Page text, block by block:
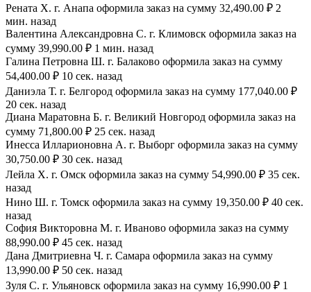
Рената Х. г. Анапа оформила заказ на сумму 32,490.00 ₽ 2
мин. назад
Валентина Александровна С. г. Климовск оформила заказ на
сумму 39,990.00 ₽ 1 мин. назад
Галина Петровна Ш. г. Балаково оформила заказ на сумму
54,400.00 ₽ 10 сек. назад
Даниэла Т. г. Белгород оформила заказ на сумму 177,040.00 ₽
20 сек. назад
Диана Маратовна Б. г. Великий Новгород оформила заказ на
сумму 71,800.00 ₽ 25 сек. назад
Инесса Илларионовна А. г. Выборг оформила заказ на сумму
30,750.00 ₽ 30 сек. назад
Лейла Х. г. Омск оформила заказ на сумму 54,990.00 ₽ 35 сек.
назад
Нино Ш. г. Томск оформила заказ на сумму 19,350.00 ₽ 40 сек.
назад
София Викторовна М. г. Иваново оформила заказ на сумму
88,990.00 ₽ 45 сек. назад
Дана Дмитриевна Ч. г. Самара оформила заказ на сумму
13,990.00 ₽ 50 сек. назад
Зуля С. г. Ульяновск оформила заказ на сумму 16,990.00 ₽ 1